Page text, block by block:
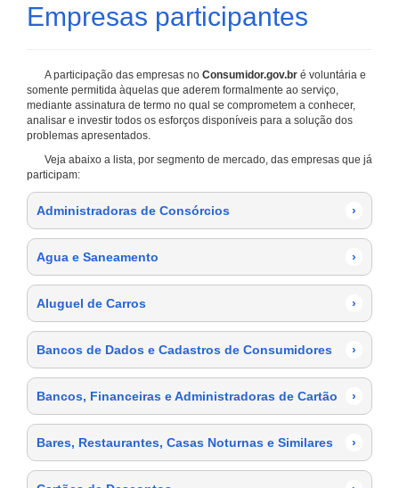
Empresas participantes
A participação das empresas no Consumidor.gov.br é voluntária e
somente permitida àquelas que aderem formalmente ao serviço,
mediante assinatura de termo no qual se comprometem a conhecer,
analisar e investir todos os esforços disponíveis para a solução dos
problemas apresentados.
Veja abaixo a lista, por segmento de mercado, das empresas que já
participam:
Administradoras de Consórcios ›
Agua e Saneamento ›
Aluguel de Carros ›
Bancos de Dados e Cadastros de Consumidores ›
Bancos, Financeiras e Administradoras de Cartão ›
Bares, Restaurantes, Casas Noturnas e Similares ›